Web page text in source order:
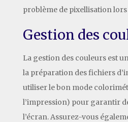
problème de pixellisation lors
Gestion des
La gestion des couleurs est
la préparation des fichiers
utiliser le bon mode
l’impression) pour garantir
l’écran. Assurez-vous